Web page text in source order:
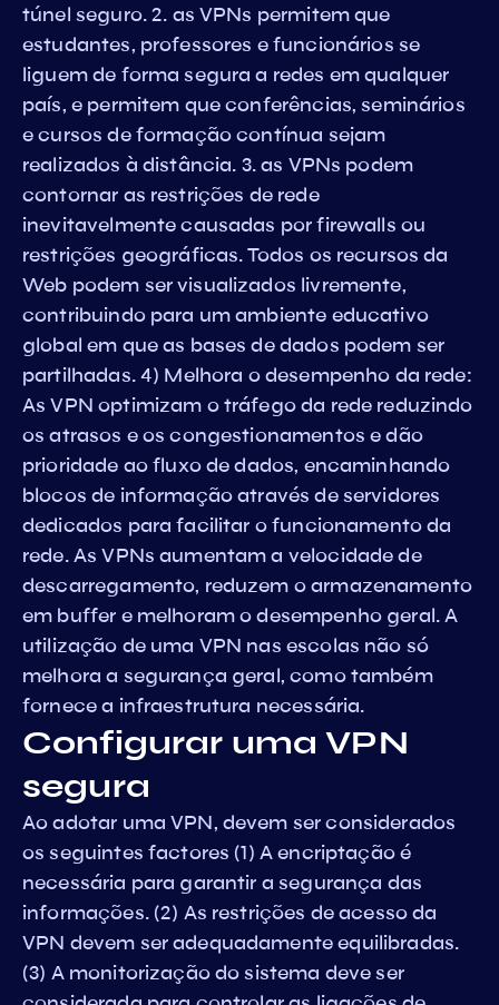
túnel seguro. 2. as VPNs permitem que
estudantes, professores e funcionários se
liguem de forma segura a redes em qualquer
país, e permitem que conferências, seminários
e cursos de formação contínua sejam
realizados à distância. 3. as VPNs podem
contornar as restrições de rede
inevitavelmente causadas por firewalls ou
restrições geográficas. Todos os recursos da
Web podem ser visualizados livremente,
contribuindo para um ambiente educativo
global em que as bases de dados podem ser
partilhadas. 4) Melhora o desempenho da rede:
As VPN optimizam o tráfego da rede reduzindo
os atrasos e os congestionamentos e dão
prioridade ao fluxo de dados, encaminhando
blocos de informação através de servidores
dedicados para facilitar o funcionamento da
rede. As VPNs aumentam a velocidade de
descarregamento, reduzem o armazenamento
em buffer e melhoram o desempenho geral. A
utilização de uma VPN nas escolas não só
melhora a segurança geral, como também
fornece a infraestrutura necessária.
Configurar uma VPN
segura
Ao adotar uma VPN, devem ser considerados
os seguintes factores (1) A encriptação é
necessária para garantir a segurança das
informações. (2) As restrições de acesso da
VPN devem ser adequadamente equilibradas.
(3) A monitorização do sistema deve ser